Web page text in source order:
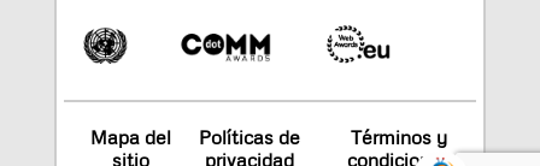
Mapa del
sitio
Políticas de
privacidad
Términos y
condiciones